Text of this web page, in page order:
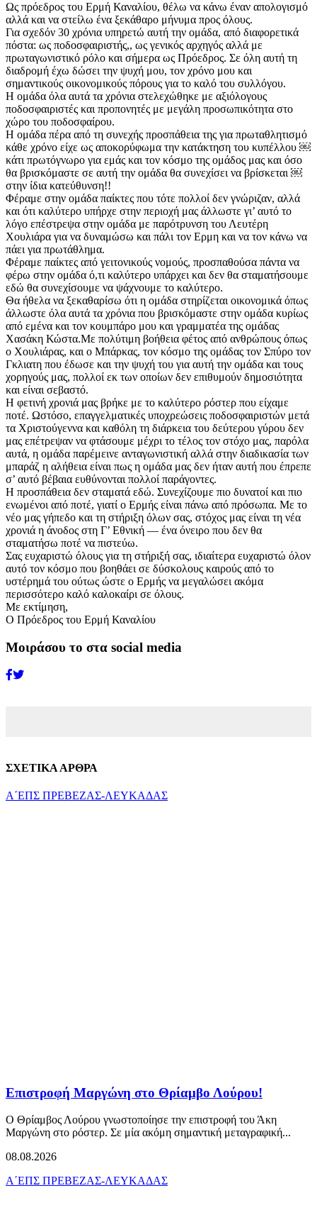
Ως πρόεδρος του Ερμή Καναλίου, θέλω να κάνω έναν απολογισμό
αλλά και να στείλω ένα ξεκάθαρο μήνυμα προς όλους.
Για σχεδόν 30 χρόνια υπηρετώ αυτή την ομάδα, από διαφορετικά
πόστα: ως ποδοσφαιριστής,, ως γενικός αρχηγός αλλά με
πρωταγωνιστικό ρόλο και σήμερα ως Πρόεδρος. Σε όλη αυτή τη
διαδρομή έχω δώσει την ψυχή μου, τον χρόνο μου και
σημαντικούς οικονομικούς πόρους για το καλό του συλλόγου.
Η ομάδα όλα αυτά τα χρόνια στελεχώθηκε με αξιόλογους
ποδοσφαιριστές και προπονητές με μεγάλη προσωπικότητα στο
χώρο του ποδοσφαίρου.
Η ομάδα πέρα από τη συνεχής προσπάθεια της για πρωταθλητισμό
κάθε χρόνο είχε ως αποκορύφωμα την κατάκτηση του κυπέλλου ￼
κάτι πρωτόγνωρο για εμάς και τον κόσμο της ομάδος μας και όσο
θα βρισκόμαστε σε αυτή την ομάδα θα συνεχίσει να βρίσκεται ￼
στην ίδια κατεύθυνση!!
Φέραμε στην ομάδα παίκτες που τότε πολλοί δεν γνώριζαν, αλλά
και ότι καλύτερο υπήρχε στην περιοχή μας άλλωστε γι’ αυτό το
λόγο επέστρεψα στην ομάδα με παρότρυνση του Λευτέρη
Χουλιάρα για να δυναμώσω και πάλι τον Ερμη και να τον κάνω να
πάει για πρωτάθλημα.
Φέραμε παίκτες από γειτονικούς νομούς, προσπαθούσα πάντα να
φέρω στην ομάδα ό,τι καλύτερο υπάρχει και δεν θα σταματήσουμε
εδώ θα συνεχίσουμε να ψάχνουμε το καλύτερο.
Θα ήθελα να ξεκαθαρίσω ότι η ομάδα στηρίζεται οικονομικά όπως
άλλωστε όλα αυτά τα χρόνια που βρισκόμαστε στην ομάδα κυρίως
από εμένα και τον κουμπάρο μου και γραμματέα της ομάδας
Χασάκη Κώστα.Με πολύτιμη βοήθεια φέτος από ανθρώπους όπως
ο Χουλιάρας, και ο Μπάρκας, τον κόσμο της ομάδας τον Σπύρο τον
Γκλιατη που έδωσε και την ψυχή του για αυτή την ομάδα και τους
χορηγούς μας, πολλοί εκ των οποίων δεν επιθυμούν δημοσιότητα
και είναι σεβαστό.
Η φετινή χρονιά μας βρήκε με το καλύτερο ρόστερ που είχαμε
ποτέ. Ωστόσο, επαγγελματικές υποχρεώσεις ποδοσφαιριστών μετά
τα Χριστούγεννα και καθόλη τη διάρκεια του δεύτερου γύρου δεν
μας επέτρεψαν να φτάσουμε μέχρι το τέλος τον στόχο μας, παρόλα
αυτά, η ομάδα παρέμεινε ανταγωνιστική αλλά στην διαδικασία των
μπαράζ η αλήθεια είναι πως η ομάδα μας δεν ήταν αυτή που έπρεπε
σ’ αυτό βέβαια ευθύνονται πολλοί παράγοντες.
Η προσπάθεια δεν σταματά εδώ. Συνεχίζουμε πιο δυνατοί και πιο
ενωμένοι από ποτέ, γιατί ο Ερμής είναι πάνω από πρόσωπα. Με το
νέο μας γήπεδο και τη στήριξη όλων σας, στόχος μας είναι τη νέα
χρονιά η άνοδος στη Γ’ Εθνική — ένα όνειρο που δεν θα
σταματήσω ποτέ να πιστεύω.
Σας ευχαριστώ όλους για τη στήριξή σας, ιδιαίτερα ευχαριστώ όλον
αυτό τον κόσμο που βοηθάει σε δύσκολους καιρούς από το
υστέρημά του ούτως ώστε ο Ερμής να μεγαλώσει ακόμα
περισσότερο καλό καλοκαίρι σε όλους.
Με εκτίμηση,
Ο Πρόεδρος του Ερμή Καναλίου
Μοιράσου το στα social media
ΣΧΕΤΙΚΑ ΑΡΘΡΑ
Α΄ΕΠΣ ΠΡΕΒΕΖΑΣ-ΛΕΥΚΑΔΑΣ
Επιστροφή Μαργώνη στο Θρίαμβο Λούρου!
Ο Θρίαμβος Λούρου γνωστοποίησε την επιστροφή του Άκη
Μαργώνη στο ρόστερ. Σε μία ακόμη σημαντική μεταγραφική...
08.08.2026
Α΄ΕΠΣ ΠΡΕΒΕΖΑΣ-ΛΕΥΚΑΔΑΣ